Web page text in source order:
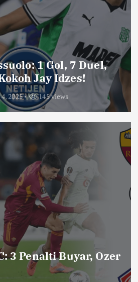
s
i
p
o
s
1 Gol, 7 Duel,
Jay Idzes!
2025 145 views
3 Penalti Buyar, Ozer